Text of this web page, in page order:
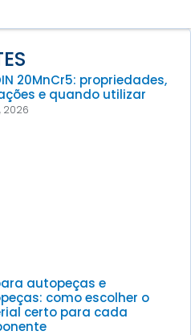
20MnCr5: propriedades,
e quando utilizar
2026
autopeças e
como escolher o
certo para cada